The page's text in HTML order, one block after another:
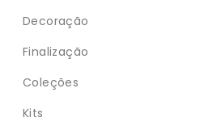
Decoração
Finalização
Coleções
Kits